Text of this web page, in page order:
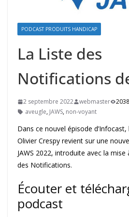
PODCAST PRODUITS HANDICAP
La Liste des
Notifications
2 septembre 2022 webmaster
aveugle, JAWS, non-voyant
Dans ce nouvel épisode d’Infocast,
Olivier Crespy revient sur une
JAWS 2022, introduite avec la mise
des Notifications.
Écouter et
podcast